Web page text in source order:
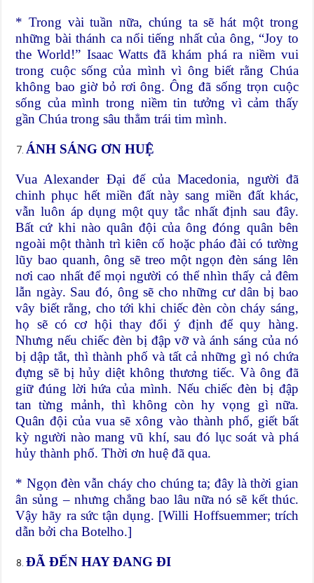
* Trong vài tuần nữa, chúng ta sẽ hát một trong
những bài thánh ca nổi tiếng nhất của ông, “Joy to
the World!” Isaac Watts đã khám phá ra niềm vui
trong cuộc sống của mình vì ông biết rằng Chúa
không bao giờ bỏ rơi ông. Ông đã sống trọn cuộc
sống của mình trong niềm tin tưởng vì cảm thấy
gần Chúa trong sâu thẳm trái tim mình.
ÁNH SÁNG ƠN HUỆ
Vua Alexander Đại đế của Macedonia, người đã
chinh phục hết miền đất này sang miền đất khác,
vẫn luôn áp dụng một quy tắc nhất định sau đây.
Bất cứ khi nào quân đội của ông đóng quân bên
ngoài một thành trì kiên cố hoặc pháo đài có tường
lũy bao quanh, ông sẽ treo một ngọn đèn sáng lên
nơi cao nhất để mọi người có thể nhìn thấy cả đêm
lẫn ngày. Sau đó, ông sẽ cho những cư dân bị bao
vây biết rằng, cho tới khi chiếc đèn còn cháy sáng,
họ sẽ có cơ hội thay đổi ý định để quy hàng.
Nhưng nếu chiếc đèn bị đập vỡ và ánh sáng của nó
bị dập tắt, thì thành phố và tất cả những gì nó chứa
đựng sẽ bị hủy diệt không thương tiếc. Và ông đã
giữ đúng lời hứa của mình. Nếu chiếc đèn bị đập
tan từng mảnh, thì không còn hy vọng gì nữa.
Quân đội của vua sẽ xông vào thành phố, giết bất
kỳ người nào mang vũ khí, sau đó lục soát và phá
hủy thành phố. Thời ơn huệ đã qua.
* Ngọn đèn vẫn cháy cho chúng ta; đây là thời gian
ân sủng – nhưng chẳng bao lâu nữa nó sẽ kết thúc.
Vậy hãy ra sức tận dụng. [Willi Hoffsuemmer; trích
dẫn bởi cha Botelho.]
ĐÃ ĐẾN HAY ĐANG ĐI